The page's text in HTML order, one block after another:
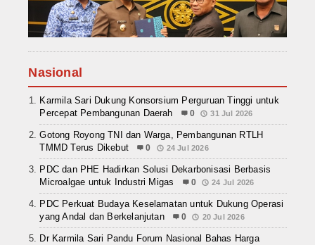
Nasional
Karmila Sari Dukung Konsorsium Perguruan Tinggi untuk
Percepat Pembangunan Daerah
0 31 Jul 2026
Gotong Royong TNI dan Warga, Pembangunan RTLH
TMMD Terus Dikebut
0 24 Jul 2026
PDC dan PHE Hadirkan Solusi Dekarbonisasi Berbasis
Microalgae untuk Industri Migas
0 24 Jul 2026
PDC Perkuat Budaya Keselamatan untuk Dukung Operasi
yang Andal dan Berkelanjutan
0 20 Jul 2026
Dr Karmila Sari Pandu Forum Nasional Bahas Harga